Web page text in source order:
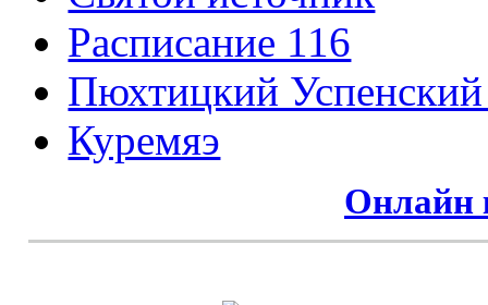
Расписание 116
Пюхтицкий
Куремяэ
Онлайн